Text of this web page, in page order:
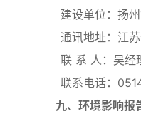
建设单位：扬州
通讯地址：江苏
联 系 人：吴经
联系电话：
九、环境影响报